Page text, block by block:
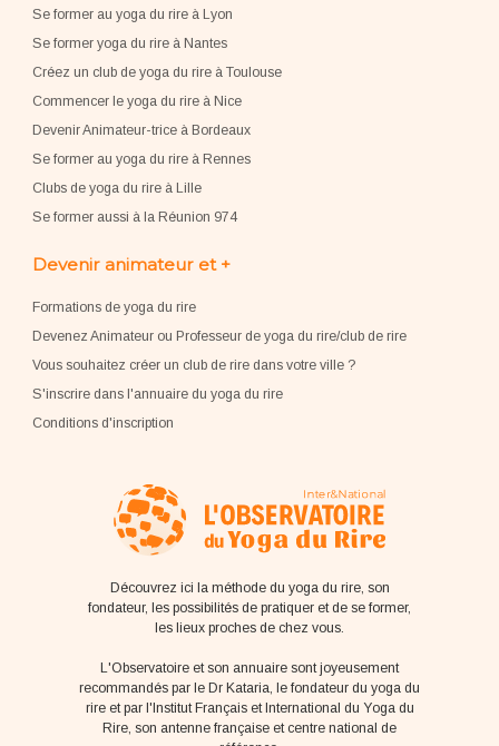
Se former au yoga du rire à Lyon
Se former yoga du rire à Nantes
Créez un club de yoga du rire à Toulouse
Commencer le yoga du rire à Nice
Devenir Animateur-trice à Bordeaux
Se former au yoga du rire à Rennes
Clubs de yoga du rire à Lille
Se former aussi à la Réunion 974
Devenir animateur et +
Formations de yoga du rire
Devenez Animateur ou Professeur de yoga du rire/club de rire
Vous souhaitez créer un club de rire dans votre ville ?
S'inscrire dans l'annuaire du yoga du rire
Conditions d'inscription
Découvrez ici la méthode du yoga du rire, son
fondateur, les possibilités de pratiquer et de se former,
les lieux proches de chez vous.
L'Observatoire et son annuaire sont joyeusement
recommandés par le Dr Kataria, le fondateur du yoga du
rire et par l'Institut Français et International du Yoga du
Rire, son antenne française et centre national de